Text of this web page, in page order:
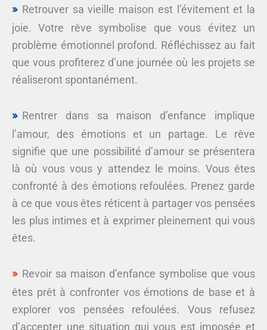
Retrouver sa vieille maison est l’évitement et la
joie. Votre rêve symbolise que vous évitez un
problème émotionnel profond. Réfléchissez au fait
que vous profiterez d’une journée où les projets se
réaliseront spontanément.
Rentrer dans sa maison d’enfance implique
l’amour, des émotions et un partage. Le rêve
signifie que une possibilité d’amour se présentera
là où vous vous y attendez le moins. Vous êtes
confronté à des émotions refoulées. Prenez garde
à ce que vous êtes réticent à partager vos pensées
les plus intimes et à exprimer pleinement qui vous
êtes.
Revoir sa maison d’enfance symbolise que vous
êtes prêt à confronter vos émotions de base et à
explorer vos pensées refoulées. Vous refusez
d’accepter une situation qui vous est imposée et